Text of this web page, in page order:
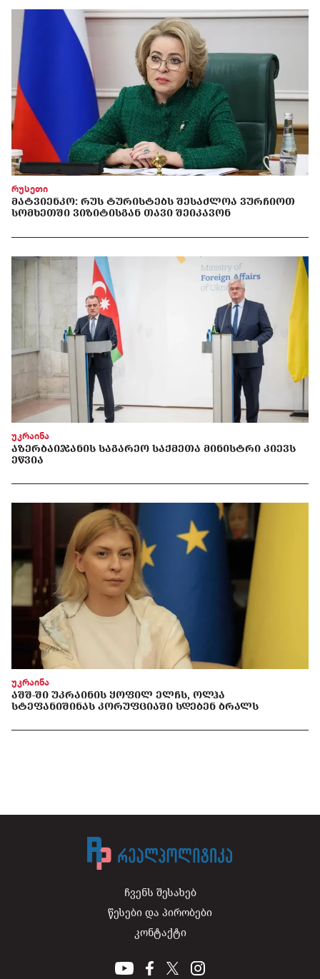
რუსეთი
ᲛᲐᲢᲕᲘᲔᲜᲙᲝ: ᲠᲣᲡ ᲢᲣᲠᲘᲡᲢᲔᲑᲡ ᲨᲔᲡᲐᲫᲚᲝᲐ ᲕᲣᲠᲩᲘᲝᲗ
ᲡᲝᲛᲮᲔᲗᲨᲘ ᲕᲘᲖᲘᲢᲘᲡᲒᲐᲜ ᲗᲐᲕᲘ ᲨᲔᲘᲙᲐᲕᲝᲜ
უკრაინა
ᲐᲖᲔᲠᲑᲐᲘᲯᲐᲜᲘᲡ ᲡᲐᲒᲐᲠᲔᲝ ᲡᲐᲥᲛᲔᲗᲐ ᲛᲘᲜᲘᲡᲢᲠᲘ ᲙᲘᲔᲕᲡ
ᲔᲬᲕᲘᲐ
უკრაინა
ᲐᲨᲨ-ᲨᲘ ᲣᲙᲠᲐᲘᲜᲘᲡ ᲧᲝᲤᲘᲚ ᲔᲚᲩᲡ, ᲝᲚᲰᲐ
ᲡᲢᲔᲤᲐᲜᲘᲨᲘᲜᲐᲡ ᲙᲝᲠᲣᲤᲪᲘᲐᲨᲘ ᲡᲓᲔᲑᲔᲜ ᲑᲠᲐᲚᲡ
ჩვენს შესახებ
წესები და პირობები
კონტაქტი